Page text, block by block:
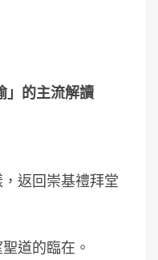
」的主流解讀
返回崇基禮拜堂
道的臨在。